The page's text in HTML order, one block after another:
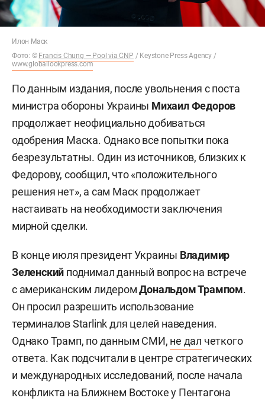
Илон Маск
Фото: © Francis Chung — Pool via CNP / Keystone Press Agency /
www.globallookpress.com
По данным издания, после увольнения с поста
министра обороны Украины Михаил Федоров
продолжает неофициально добиваться
одобрения Маска. Однако все попытки пока
безрезультатны. Один из источников, близких к
Федорову, сообщил, что «положительного
решения нет», а сам Маск продолжает
настаивать на необходимости заключения
мирной сделки.
В конце июля президент Украины Владимир
Зеленский поднимал данный вопрос на встрече
с американским лидеромДональдом Трампом.
Он просил разрешить использование
терминалов Starlink для целей наведения.
Однако Трамп, по данным СМИ, не дал четкого
ответа. Как подсчитали в центре стратегических
и международных исследований, после начала
конфликта на Ближнем Востоке у Пентагона